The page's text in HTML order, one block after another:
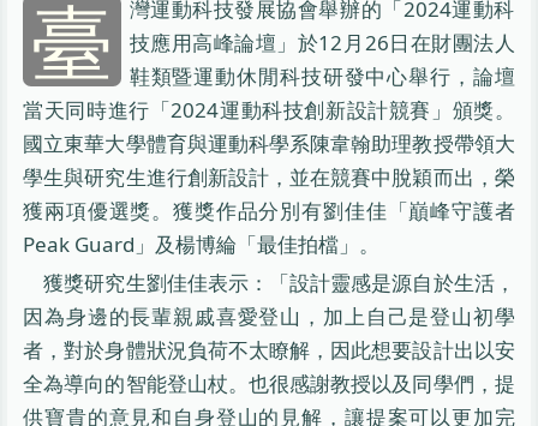
臺
灣運動科技發展協會舉辦的「2024運動科
技應用高峰論壇」於12月26日在財團法人
鞋類暨運動休閒科技研發中心舉行，論壇
當天同時進行「2024運動科技創新設計競賽」頒獎。
國立東華大學體育與運動科學系陳韋翰助理教授帶領大
學生與研究生進行創新設計，並在競賽中脫穎而出，榮
獲兩項優選獎。獲獎作品分別有劉佳佳「巔峰守護者
Peak Guard」及楊博綸「最佳拍檔」。
獲獎研究生劉佳佳表示：「設計靈感是源自於生活，
因為身邊的長輩親戚喜愛登山，加上自己是登山初學
者，對於身體狀況負荷不太瞭解，因此想要設計出以安
全為導向的智能登山杖。也很感謝教授以及同學們，提
供寶貴的意見和自身登山的見解，讓提案可以更加完